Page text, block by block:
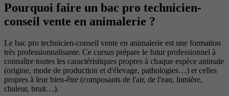
Pourquoi faire un bac pro technicien-
conseil vente en animalerie ?
Le bac pro technicien-conseil vente en animalerie est une formation
très professionnalisante. Ce cursus prépare le futur professionnel à
connaître toutes les caractéristiques propres à chaque espèce animale
(origine, mode de production et d'élevage, pathologies…) et celles
propres à leur bien-être (composants de l'air, de l'eau, lumière,
chaleur, bruit…).